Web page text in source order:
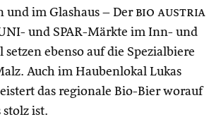
und im Glashaus – Der bio austria
und SPAR-Märkte im Inn- und
ebenso auf die Spezialbiere
Auch im Haubenlokal Lukas
das regionale Bio-Bier worauf
stolz ist.